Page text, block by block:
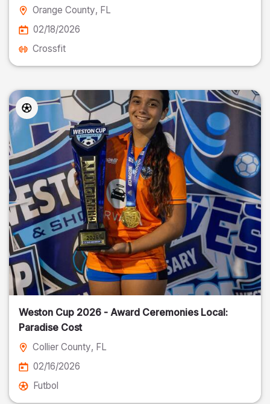
Orange County, FL
02/18/2026
Crossfit
Weston Cup 2026 - Award Ceremonies Local:
Paradise Cost
Collier County, FL
02/16/2026
Futbol